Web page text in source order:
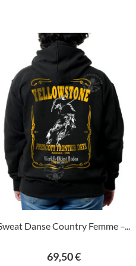
Danse Country Femme –...
Prix
69,50 €